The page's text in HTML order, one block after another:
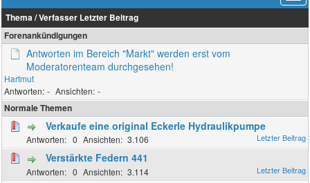
Thema /Verfasser Letzter Beitrag
Forenankündigungen
Antworten im Bereich "Markt" werden erst vom
Moderatorenteam durchgesehen!
Hartmut
-
-
Normale Themen
Verkaufe eine original Eckerle Hydraulikpumpe
0 3.106
Verstärkte Federn 441
0 3.114